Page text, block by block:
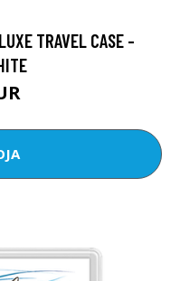
TRAVEL CASE -